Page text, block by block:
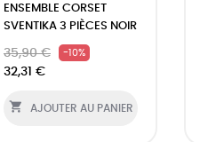
ENSEMBLE CORSET
SVENTIKA 3 PIÈCES NOIR
35,90 € -10%
32,31 €
 AJOUTER AU PANIER